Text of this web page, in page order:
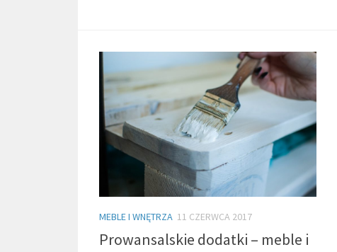
MEBLE I WNĘTRZA 11 CZERWCA 2017
Prowansalskie dodatki – meble i